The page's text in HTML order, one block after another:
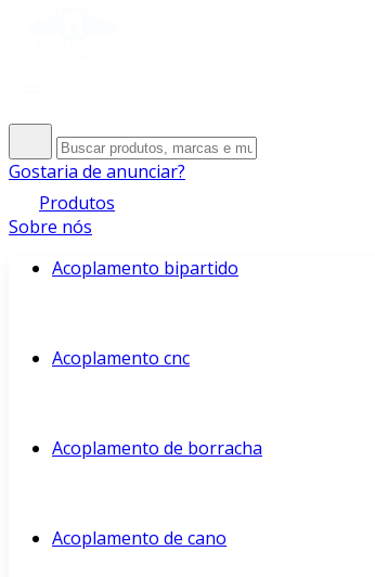
Gostaria de anunciar?
Produtos
Sobre nós
Acoplamento bipartido
Acoplamento cnc
Acoplamento de borracha
Acoplamento de cano